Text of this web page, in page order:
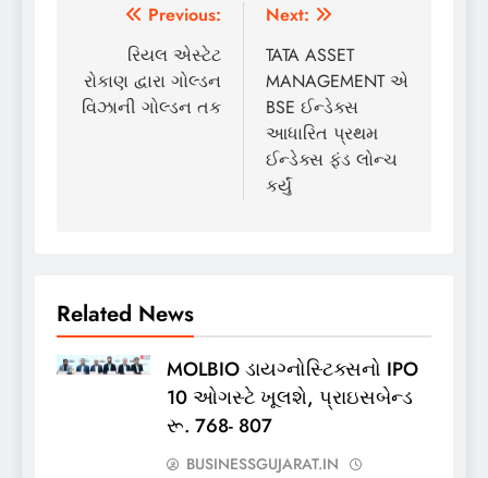
Post
navigation
Previous:
રિયલ એસ્ટેટ
રોકાણ દ્વારા ગોલ્ડન
વિઝાની ગોલ્ડન તક
Next:
TATA ASSET
MANAGEMENT એ
BSE ઈન્ડેક્સ
આધારિત પ્રથમ
ઈન્ડેક્સ ફંડ લોન્ચ
કર્યું
Related News
MOLBIO ડાયગ્નોસ્ટિક્સનો IPO
10 ઓગસ્ટે ખૂલશે, પ્રાઇસબેન્ડ
રૂ. 768- 807
BUSINESSGUJARAT.IN